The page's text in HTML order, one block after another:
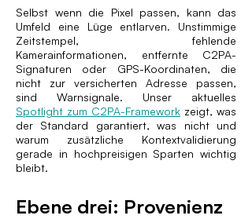
Selbst wenn die Pixel passen, kann das
Umfeld eine Lüge entlarven. Unstimmige
Zeitstempel, fehlende
Kamerainformationen, entfernte C2PA-
Signaturen oder GPS-Koordinaten, die
nicht zur versicherten Adresse passen,
sind Warnsignale. Unser aktuelles
Spotlight zum C2PA-Framework zeigt, was
der Standard garantiert, was nicht und
warum zusätzliche Kontextvalidierung
gerade in hochpreisigen Sparten wichtig
bleibt.
Ebene drei: Provenienz